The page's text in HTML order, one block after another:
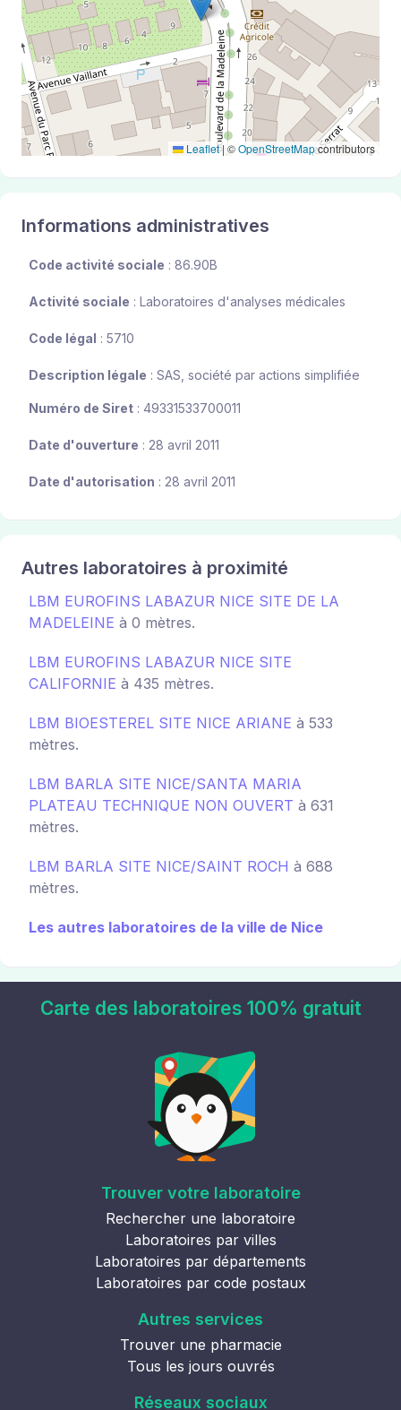
Leaflet| ©OpenStreetMapcontributors
Informations administratives
Code activité sociale : 86.90B
Activité sociale : Laboratoires d'analyses médicales
Code légal : 5710
Description légale : SAS, société par actions simplifiée
Numéro de Siret : 49331533700011
Date d'ouverture : 28 avril 2011
Date d'autorisation : 28 avril 2011
Autres laboratoires à proximité
LBM EUROFINS LABAZUR NICE SITE DE LA
MADELEINE à 0 mètres.
LBM EUROFINS LABAZUR NICE SITE
CALIFORNIE à 435 mètres.
LBM BIOESTEREL SITE NICE ARIANE à 533
mètres.
LBM BARLA SITE NICE/SANTA MARIA
PLATEAU TECHNIQUE NON OUVERT à 631
mètres.
LBM BARLA SITE NICE/SAINT ROCH à 688
mètres.
Les autres laboratoires de la ville de Nice
Carte des laboratoires 100% gratuit
Trouver votre laboratoire
Rechercher une laboratoire
Laboratoires par villes
Laboratoires par départements
Laboratoires par code postaux
Autres services
Trouver une pharmacie
Tous les jours ouvrés
Réseaux sociaux